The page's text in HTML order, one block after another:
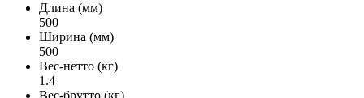
Длина (мм)
500
Ширина (мм)
500
Вес-нетто (кг)
1.4
Вес-брутто (кг)